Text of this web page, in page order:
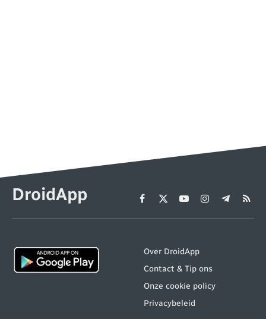
DroidApp Facebook
X
(Twitter)
YouTubeInstagram
Telegram
RSS
Over DroidApp
Contact & Tip ons
Onze cookie policy
Privacybeleid